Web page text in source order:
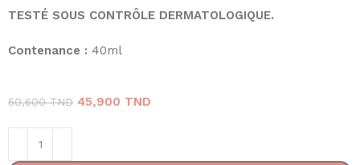
TESTÉ SOUS CONTRÔLE DERMATOLOGIQUE.
Contenance : 40ml
50,600TND 45,900 TND